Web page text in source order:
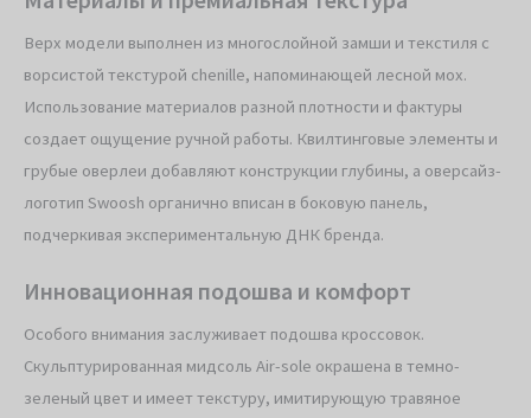
Верх модели выполнен из многослойной замши и текстиля с
ворсистой текстурой chenille, напоминающей лесной мох.
Использование материалов разной плотности и фактуры
создает ощущение ручной работы. Квилтинговые элементы и
грубые оверлеи добавляют конструкции глубины, а оверсайз-
логотип Swoosh органично вписан в боковую панель,
подчеркивая экспериментальную ДНК бренда.
Инновационная подошва и комфорт
Особого внимания заслуживает подошва кроссовок.
Скульптурированная мидсоль Air-sole окрашена в темно-
зеленый цвет и имеет текстуру, имитирующую травяное